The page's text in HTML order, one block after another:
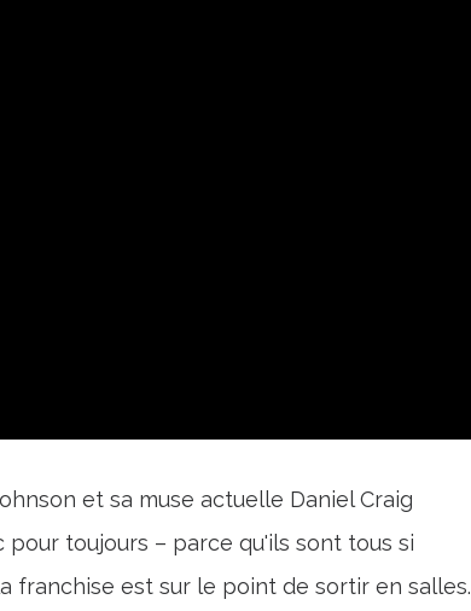
et sa muse actuelle Daniel Craig
toujours – parce qu'ils sont tous si
franchise est sur le point de sortir en salles.